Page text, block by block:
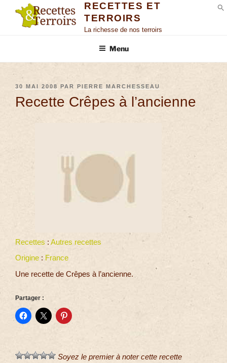
RECETTES ET
TERROIRS
La richesse de nos terroirs
Menu
30 MAI 2008 PAR PIERRE MARCHESSEAU
Recette Crêpes à l’ancienne
Recettes : Autres recettes
Origine : France
Une recette de Crêpes à l’ancienne.
Partager :
Soyez le premier à noter cette recette